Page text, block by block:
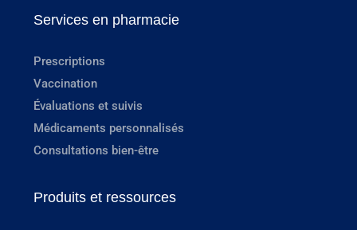
Services en pharmacie
Prescriptions
Vaccination
Évaluations et suivis
Médicaments personnalisés
Consultations bien-être
Produits et ressources